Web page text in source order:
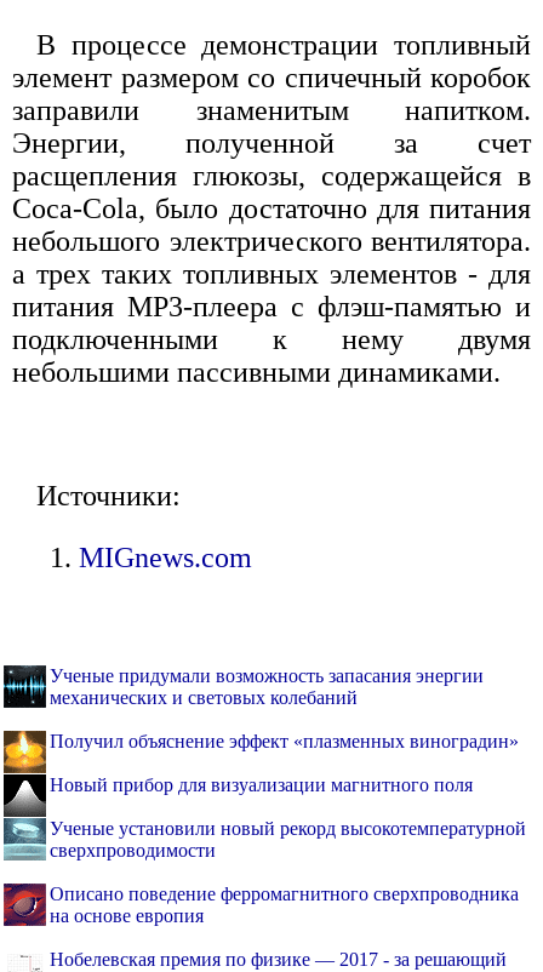
В процессе демонстрации топливный
элемент размером со спичечный коробок
заправили знаменитым напитком.
Энергии, полученной за счет
расщепления глюкозы, содержащейся в
Coca-Cola, было достаточно для питания
небольшого электрического вентилятора.
а трех таких топливных элементов - для
питания MP3-плеера с флэш-памятью и
подключенными к нему двумя
небольшими пассивными динамиками.
Источники:
MIGnews.com
Ученые придумали возможность запасания энергии
механических и световых колебаний
Получил объяснение эффект «плазменных виноградин»
Новый прибор для визуализации магнитного поля
Ученые установили новый рекорд высокотемпературной
сверхпроводимости
Описано поведение ферромагнитного сверхпроводника
на основе европия
Нобелевская премия по физике — 2017 - за решающий